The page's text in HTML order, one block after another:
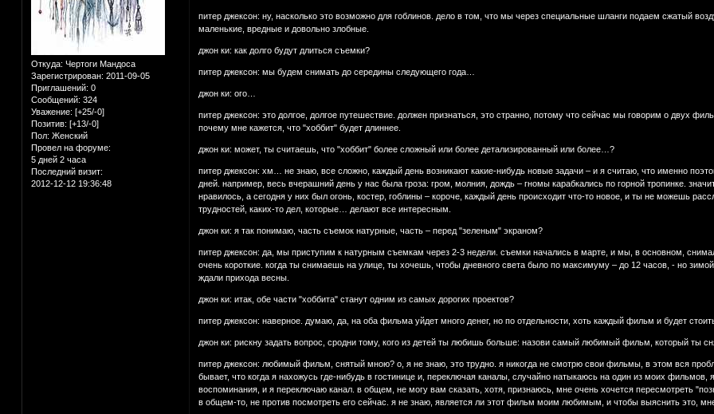
Откуда: Чертоги Мандоса
Зарегистрирован: 2011-09-05
Приглашений: 0
Сообщений: 324
Уважение: [+25/-0]
Позитив: [+13/-0]
Пол: Женский
Провел на форуме:
5 дней 2 часа
Последний визит:
2012-12-12 19:36:48
питер джексон: ну, насколько это возможно для гоблинов. дело в том, что мы через специальные шланги подаем сжатый
маленькие, вредные и довольно злобные.
джон ки: как долго будут длиться съемки?
питер джексон: мы будем снимать до середины следующего года…
джон ки: ого…
питер джексон: это долгое, долгое путешествие. должен признаться, это странно, потому что сейчас мы говорим о двух
почему мне кажется, что "хоббит" будет длиннее.
джон ки: может, ты считаешь, что "хоббит" более сложный или более детализированный или более…?
питер джексон: хм… не знаю, все сложно, каждый день возникают какие-нибудь новые задачи – и я считаю, что именно
дней. например, весь вчерашний день у нас была гроза: гром, молния, дождь – гномы карабкались по горной тропинке.
нравилось, а сегодня у них был огонь, костер, гоблины – короче, каждый день происходит что-то новое, и ты не можешь
трудностей, каких-то дел, которые… делают все интересным.
джон ки: я так понимаю, часть съемок натурные, часть – перед "зеленым" экраном?
питер джексон: да, мы приступим к натурным съемкам через 2-3 недели. съемки начались в марте, и мы, в основном,
очень короткие. когда ты снимаешь на улице, ты хочешь, чтобы дневного света было по максимуму – до 12 часов, - но
ждали прихода весны.
джон ки: итак, обе части "хоббита" станут одним из самых дорогих проектов?
питер джексон: наверное. думаю, да, на оба фильма уйдет много денег, но по отдельности, хоть каждый фильм и будет
джон ки: рискну задать вопрос, сродни тому, кого из детей ты любишь больше: назови самый любимый фильм, который ты
питер джексон: любимый фильм, снятый мною? о, я не знаю, это трудно. я никогда не смотрю свои фильмы, в этом вся
бывает, что когда я нахожусь где-нибудь в гостинице и, переключая каналы, случайно натыкаюсь на один из моих
воспоминания, и я переключаю канал. в общем, не могу вам сказать, хотя, признаюсь, мне очень хочется пересмотреть
в общем-то, не против посмотреть его сейчас. я не знаю, является ли этот фильм моим любимым, и чтобы выяснить это,